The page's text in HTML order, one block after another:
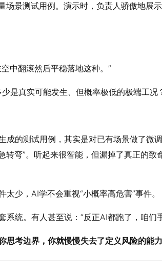
场景测试用例。演示时，负责人骄傲地展
中翻滚然后平稳落地这种。”
是真实可能发生、但概率极低的极端工况
成的测试用例，其实是对已有场景做了微
转弯”。听起来很智能，但漏掉了真正的
少，AI学不会重视“小概率高危害”事件。
系统。有人甚至说：“反正AI都跑了，咱们
思考边界，你就慢慢失去了定义风险的能力